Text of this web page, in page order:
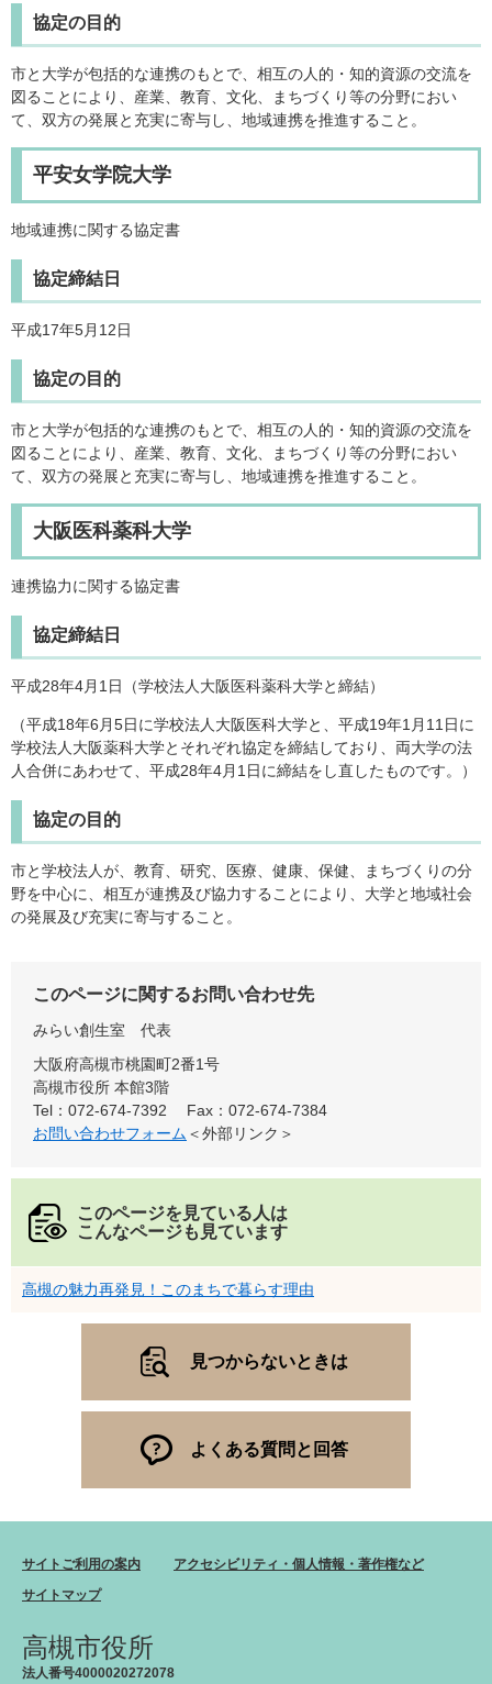
協定の目的
市と大学が包括的な連携のもとで、相互の人的・知的資源の交流を
図ることにより、産業、教育、文化、まちづくり等の分野におい
て、双方の発展と充実に寄与し、地域連携を推進すること。
平安女学院大学
地域連携に関する協定書
協定締結日
平成17年5月12日
協定の目的
市と大学が包括的な連携のもとで、相互の人的・知的資源の交流を
図ることにより、産業、教育、文化、まちづくり等の分野におい
て、双方の発展と充実に寄与し、地域連携を推進すること。
大阪医科薬科大学
連携協力に関する協定書
協定締結日
平成28年4月1日（学校法人大阪医科薬科大学と締結）
（平成18年6月5日に学校法人大阪医科大学と、平成19年1月11日に
学校法人大阪薬科大学とそれぞれ協定を締結しており、両大学の法
人合併にあわせて、平成28年4月1日に締結をし直したものです。）
協定の目的
市と学校法人が、教育、研究、医療、健康、保健、まちづくりの分
野を中心に、相互が連携及び協力することにより、大学と地域社会
の発展及び充実に寄与すること。
このページに関するお問い合わせ先
みらい創生室
代表
大阪府高槻市桃園町2番1号
高槻市役所 本館3階
Tel：072-674-7392
Fax：072-674-7384
お問い合わせフォーム ＜外部リンク＞
このページを見ている人は
こんなページも見ています
高槻の魅力再発見！このまちで暮らす理由
見つからないときは
よくある質問と回答
サイトご利用の案内
アクセシビリティ・個人情報・著作権など
サイトマップ
高槻市役所
法人番号4000020272078